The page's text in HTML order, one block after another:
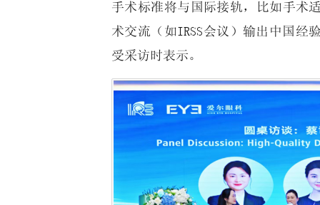
手术标准将与国际接轨，比如手术
术交流（如IRSS会议）输出中国
受采访时表示。